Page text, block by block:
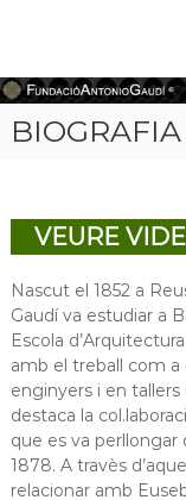
Antonio
Gaudí
BIOGRAFIA
VEURE
Nascut el 1852 a
Gaudí va estudiar a
Escola
amb el treball com
enginyers i en tallers
destaca la
que es va perllongar
1878. A travès
relacionar amb